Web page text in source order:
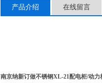
产品介绍 在线留言
南京纳新订做不锈钢XL-21配电柜/动力